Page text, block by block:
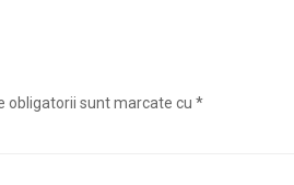
obligatorii sunt marcate cu *